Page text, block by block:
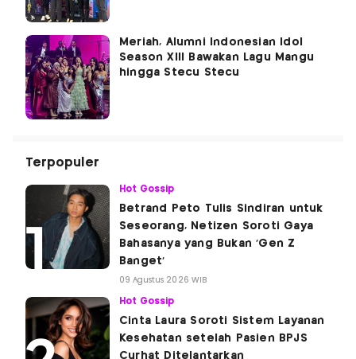
Meriah, Alumni Indonesian Idol
Season XIII Bawakan Lagu Mangu
hingga Stecu Stecu
Terpopuler
Hot Gossip
Betrand Peto Tulis Sindiran untuk
Seseorang, Netizen Soroti Gaya
Bahasanya yang Bukan 'Gen Z
Banget'
09 Agustus 2026 WIB
Hot Gossip
Cinta Laura Soroti Sistem Layanan
Kesehatan setelah Pasien BPJS
Curhat Ditelantarkan